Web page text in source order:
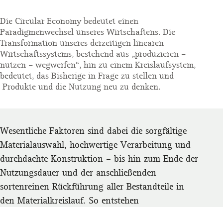
Die Circular Economy bedeutet einen
Paradigmenwechsel unseres Wirtschaftens. Die
Transformation unseres derzeitigen linearen
Wirtschaftssystems, bestehend aus „produzieren –
nutzen – wegwerfen“, hin zu einem Kreislaufsystem,
bedeutet, das Bisherige in Frage zu stellen und
Produkte und die Nutzung neu zu denken.
Wesentliche Faktoren sind dabei die sorgfältige
Materialauswahl, hochwertige Verarbeitung und
durchdachte Konstruktion – bis hin zum Ende der
Nutzungsdauer und der anschließenden
sortenreinen Rückführung aller Bestandteile in
den Materialkreislauf. So entstehen